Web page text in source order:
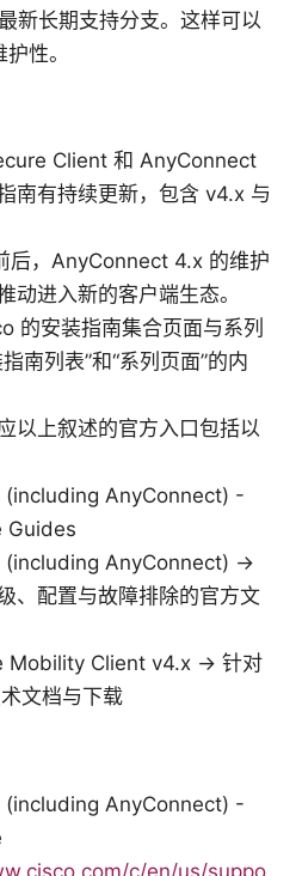
新长期支持分支。这样可以
性。
Client 和 AnyConnect
南有持续更新，包含 v4.x 与
后，AnyConnect 4.x 的维护
动进入新的客户端生态。
的安装指南集合页面与系列
南列表”和“系列页面”的内
以上叙述的官方入口包括以
(including AnyConnect) -
Guides
(including AnyConnect) →
、配置与故障排除的官方文
Mobility Client v4.x → 针对
文档与下载
(including AnyConnect) -
c/en/us/suppo